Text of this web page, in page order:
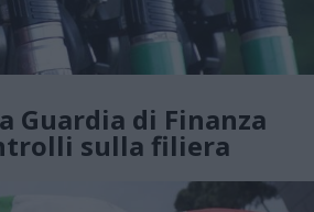
Guardia di Finanza
sulla filiera